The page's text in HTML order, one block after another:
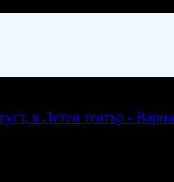
в Летен театър - Варна